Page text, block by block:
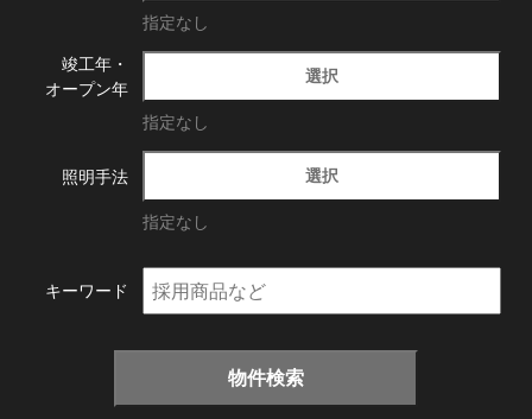
指定なし
竣工年・
オープン年
選択
指定なし
照明手法 選択
指定なし
キーワード
物件検索